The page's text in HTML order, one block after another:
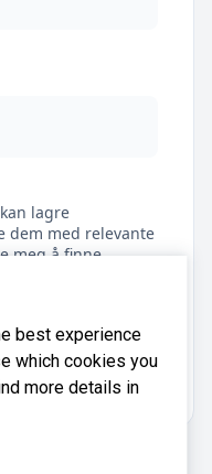
lagre
dem med relevante
meg å finne
Få tilbud
best experience
which cookies you
more details in